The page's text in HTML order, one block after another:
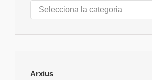
Categories
Arxius